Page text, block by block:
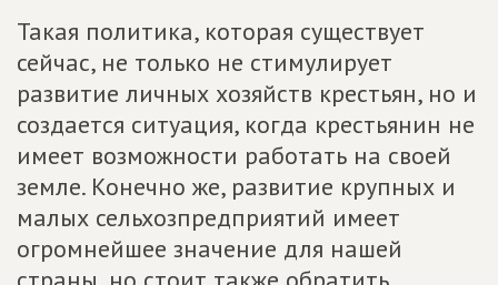
Такая политика, которая существует
сейчас, не только не стимулирует
развитие личных хозяйств крестьян, но и
создается ситуация, когда крестьянин не
имеет возможности работать на своей
земле. Конечно же, развитие крупных и
малых сельхозпредприятий имеет
огромнейшее значение для нашей